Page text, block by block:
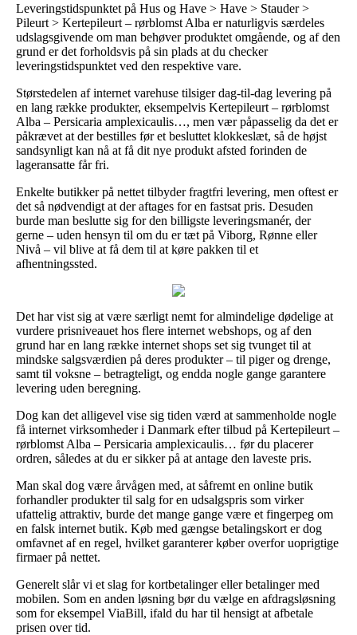
Leveringstidspunktet på Hus og Have > Have > Stauder >
Pileurt > Kertepileurt – rørblomst Alba er naturligvis særdeles
udslagsgivende om man behøver produktet omgående, og af den
grund er det forholdsvis på sin plads at du checker
leveringstidspunktet ved den respektive vare.
Størstedelen af internet varehuse tilsiger dag-til-dag levering på
en lang række produkter, eksempelvis Kertepileurt – rørblomst
Alba – Persicaria amplexicaulis…, men vær påpasselig da det er
påkrævet at der bestilles før et besluttet klokkeslæt, så de højst
sandsynligt kan nå at få dit nye produkt afsted forinden de
lageransatte får fri.
Enkelte butikker på nettet tilbyder fragtfri levering, men oftest er
det så nødvendigt at der aftages for en fastsat pris. Desuden
burde man beslutte sig for den billigste leveringsmanér, der
gerne – uden hensyn til om du er tæt på Viborg, Rønne eller
Nivå – vil blive at få dem til at køre pakken til et
afhentningssted.
Det har vist sig at være særligt nemt for almindelige dødelige at
vurdere prisniveauet hos flere internet webshops, og af den
grund har en lang række internet shops set sig tvunget til at
mindske salgsværdien på deres produkter – til piger og drenge,
samt til voksne – betragteligt, og endda nogle gange garantere
levering uden beregning.
Dog kan det alligevel vise sig tiden værd at sammenholde nogle
få internet virksomheder i Danmark efter tilbud på Kertepileurt –
rørblomst Alba – Persicaria amplexicaulis… før du placerer
ordren, således at du er sikker på at antage den laveste pris.
Man skal dog være årvågen med, at såfremt en online butik
forhandler produkter til salg for en udsalgspris som virker
ufattelig attraktiv, burde det mange gange være et fingerpeg om
en falsk internet butik. Køb med gængse betalingskort er dog
omfavnet af en regel, hvilket garanterer køber overfor uoprigtige
firmaer på nettet.
Generelt slår vi et slag for kortbetalinger eller betalinger med
mobilen. Som en anden løsning bør du vælge en afdragsløsning
som for eksempel ViaBill, ifald du har til hensigt at afbetale
prisen over tid.